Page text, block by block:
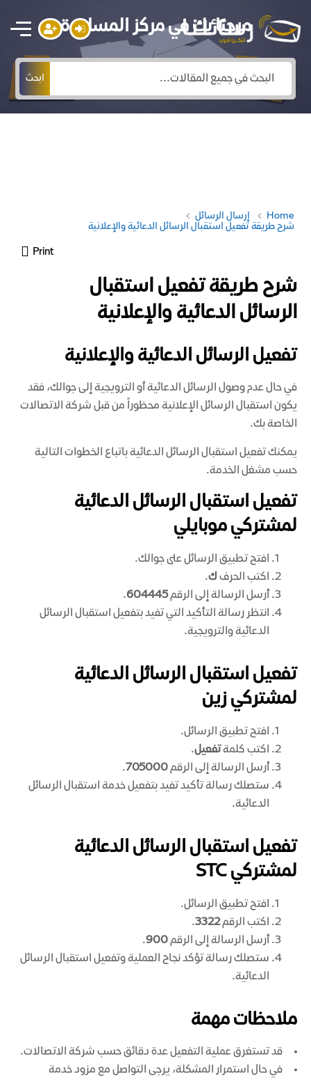
مرحبًا بك في مركز المساعدة
ابحث
Home
إرسال الرسائل
شرح طريقة تفعيل استقبال الرسائل الدعائية والإعلانية
Print
شرح طريقة تفعيل استقبال
الرسائل الدعائية والإعلانية
تفعيل الرسائل الدعائية والإعلانية
في حال عدم وصول الرسائل الدعائية أو الترويجية إلى جوالك، فقد
يكون استقبال الرسائل الإعلانية محظوراً من قبل شركة الاتصالات
الخاصة بك.
يمكنك تفعيل استقبال الرسائل الدعائية باتباع الخطوات التالية
حسب مشغل الخدمة.
تفعيل استقبال الرسائل الدعائية
لمشتركي موبايلي
افتح تطبيق الرسائل على جوالك.
اكتب الحرف ك.
أرسل الرسالة إلى الرقم604445
.
انتظر رسالة التأكيد التي تفيد بتفعيل استقبال الرسائل
الدعائية والترويجية.
تفعيل استقبال الرسائل الدعائية
لمشتركي زين
افتح تطبيق الرسائل.
اكتب كلمةتفعيل.
أرسل الرسالة إلى الرقم705000
.
ستصلك رسالة تأكيد تفيد بتفعيل خدمة استقبال الرسائل
الدعائية.
تفعيل استقبال الرسائل الدعائية
لمشتركي STC
افتح تطبيق الرسائل.
اكتب الرقم3322
.
أرسل الرسالة إلى الرقم900
.
ستصلك رسالة تؤكد نجاح العملية وتفعيل استقبال الرسائل
الدعائية.
ملاحظات مهمة
قد تستغرق عملية التفعيل عدة دقائق حسب شركة الاتصالات.
في حال استمرار المشكلة، يرجى التواصل مع مزود خدمة